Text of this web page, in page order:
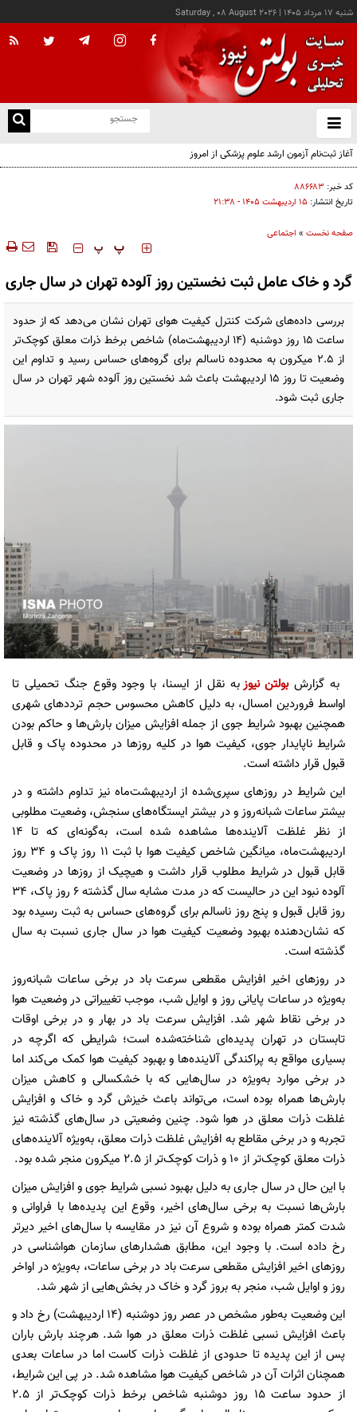
شنبه ۱۷ مرداد ۱۴۰۵ |
Saturday , 08 August 2026
باز
و
آغاز ثبت‌نام آزمون ارشد علوم پزشکی از امروز
کد خبر: ۸۸۶۶۸۳
تاریخ انتشار: ۱۵ ارديبهشت ۱۴۰۵ - ۲۱:۳۸
صفحه نخست » اجتماعی
‍‍‍ پ پ
گرد و خاک عامل ثبت نخستین روز آلوده تهران در سال جاری
بررسی داده‌های شرکت کنترل کیفیت هوای تهران نشان می‌دهد که از حدود
ساعت ۱۵ روز دوشنبه (۱۴ اردیبهشت‌ماه) شاخص برخط ذرات معلق کوچک‌تر
از ۲.۵ میکرون به محدوده ناسالم برای گروه‌های حساس رسید و تداوم این
وضعیت تا روز ۱۵ اردیبهشت باعث شد نخستین روز آلوده شهر تهران در سال
جاری ثبت شود.
به گزارشبولتن نیوزبه نقل از ایسنا، با وجود وقوع جنگ تحمیلی تا
اواسط فروردین امسال، به دلیل کاهش محسوس حجم ترددهای شهری
همچنین بهبود شرایط جوی از جمله افزایش میزان بارش‌ها و حاکم بودن
شرایط ناپایدار جوی، کیفیت هوا در کلیه روزها در محدوده پاک و قابل
قبول قرار داشته است.
این شرایط در روزهای سپری‌شده از اردیبهشت‌ماه نیز تداوم داشته و در
بیشتر ساعات شبانه‌روز و در بیشتر ایستگاه‌های سنجش، وضعیت مطلوبی
از نظر غلظت آلاینده‌ها مشاهده شده است، به‌گونه‌ای که تا ۱۴
اردیبهشت‌ماه، میانگین شاخص کیفیت هوا با ثبت ۱۱ روز پاک و ۳۴ روز
قابل قبول در شرایط مطلوب قرار داشت و هیچیک از روزها در وضعیت
آلوده نبود این در حالیست که در مدت مشابه سال گذشته ۶ روز پاک، ۳۴
روز قابل قبول و پنج روز ناسالم برای گروه‌های حساس به ثبت رسیده بود
که نشان‌دهنده بهبود وضعیت کیفیت هوا در سال جاری نسبت به سال
گذشته است.
در روزهای اخیر افزایش مقطعی سرعت باد در برخی ساعات شبانه‌روز
به‌ویژه در ساعات پایانی روز و اوایل شب، موجب تغییراتی در وضعیت هوا
در برخی نقاط شهر شد. افزایش سرعت باد در بهار و در برخی اوقات
تابستان در تهران پدیده‌ای شناخته‌شده است؛ شرایطی که اگرچه در
بسیاری مواقع به پراکندگی آلاینده‌ها و بهبود کیفیت هوا کمک می‌کند اما
در برخی موارد به‌ویژه در سال‌هایی که با خشکسالی و کاهش میزان
بارش‌ها همراه بوده است، می‌تواند باعث خیزش گرد و خاک و افزایش
غلظت ذرات معلق در هوا شود. چنین وضعیتی در سال‌های گذشته نیز
تجربه و در برخی مقاطع به افزایش غلظت ذرات معلق، به‌ویژه آلاینده‌های
ذرات معلق کوچک‌تر از ۱۰ و ذرات کوچک‌تر از ۲.۵ میکرون منجر شده بود.
با این حال در سال جاری به دلیل بهبود نسبی شرایط جوی و افزایش میزان
بارش‌ها نسبت به برخی سال‌های اخیر، وقوع این پدیده‌ها با فراوانی و
شدت کمتر همراه بوده و شروع آن نیز در مقایسه با سال‌های اخیر دیرتر
رخ داده است. با وجود این، مطابق هشدارهای سازمان هواشناسی در
روزهای اخیر افزایش مقطعی سرعت باد در برخی ساعات، به‌ویژه در اواخر
روز و اوایل شب، منجر به بروز گرد و خاک در بخش‌هایی از شهر شد.
این وضعیت به‌طور مشخص در عصر روز دوشنبه (۱۴ اردیبهشت) رخ داد و
باعث افزایش نسبی غلظت ذرات معلق در هوا شد. هرچند بارش باران
پس از این پدیده تا حدودی از غلظت ذرات کاست اما در ساعات بعدی
همچنان اثرات آن در شاخص کیفیت هوا مشاهده شد. در پی این شرایط،
از حدود ساعت ۱۵ روز دوشنبه شاخص برخط ذرات کوچک‌تر از ۲.۵